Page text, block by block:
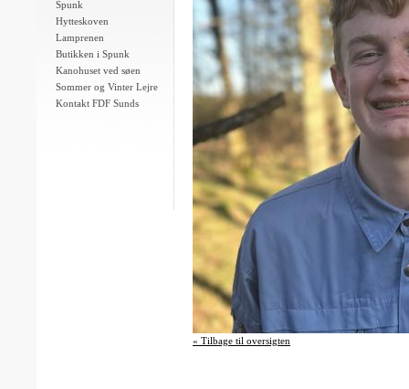
Spunk
Hytteskoven
Lamprenen
Butikken i Spunk
Kanohuset ved søen
Sommer og Vinter Lejre
Kontakt FDF Sunds
« Tilbage til oversigten